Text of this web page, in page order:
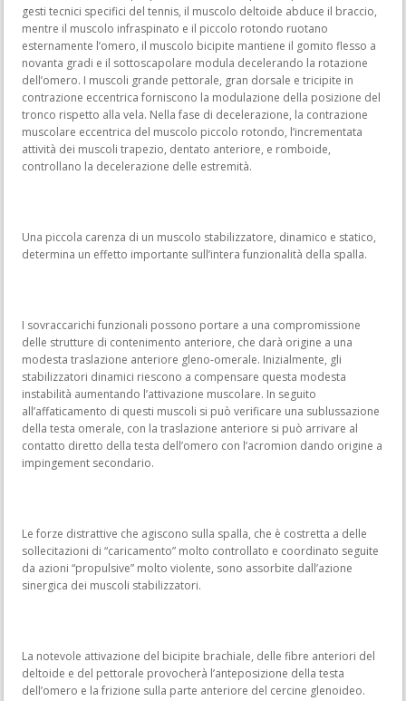
gesti tecnici specifici del tennis, il muscolo deltoide abduce il braccio,
mentre il muscolo infraspinato e il piccolo rotondo ruotano
esternamente l’omero, il muscolo bicipite mantiene il gomito flesso a
novanta gradi e il sottoscapolare modula decelerando la rotazione
dell’omero. I muscoli grande pettorale, gran dorsale e tricipite in
contrazione eccentrica forniscono la modulazione della posizione del
tronco rispetto alla vela. Nella fase di decelerazione, la contrazione
muscolare eccentrica del muscolo piccolo rotondo, l’incrementata
attività dei muscoli trapezio, dentato anteriore, e romboide,
controllano la decelerazione delle estremità.
Una piccola carenza di un muscolo stabilizzatore, dinamico e statico,
determina un effetto importante sull’intera funzionalità della spalla.
I sovraccarichi funzionali possono portare a una compromissione
delle strutture di contenimento anteriore, che darà origine a una
modesta traslazione anteriore gleno-omerale. Inizialmente, gli
stabilizzatori dinamici riescono a compensare questa modesta
instabilità aumentando l’attivazione muscolare. In seguito
all’affaticamento di questi muscoli si può verificare una sublussazione
della testa omerale, con la traslazione anteriore si può arrivare al
contatto diretto della testa dell’omero con l’acromion dando origine a
impingement secondario.
Le forze distrattive che agiscono sulla spalla, che è costretta a delle
sollecitazioni di “caricamento” molto controllato e coordinato seguite
da azioni “propulsive” molto violente, sono assorbite dall’azione
sinergica dei muscoli stabilizzatori.
La notevole attivazione del bicipite brachiale, delle fibre anteriori del
deltoide e del pettorale provocherà l’anteposizione della testa
dell’omero e la frizione sulla parte anteriore del cercine glenoideo.